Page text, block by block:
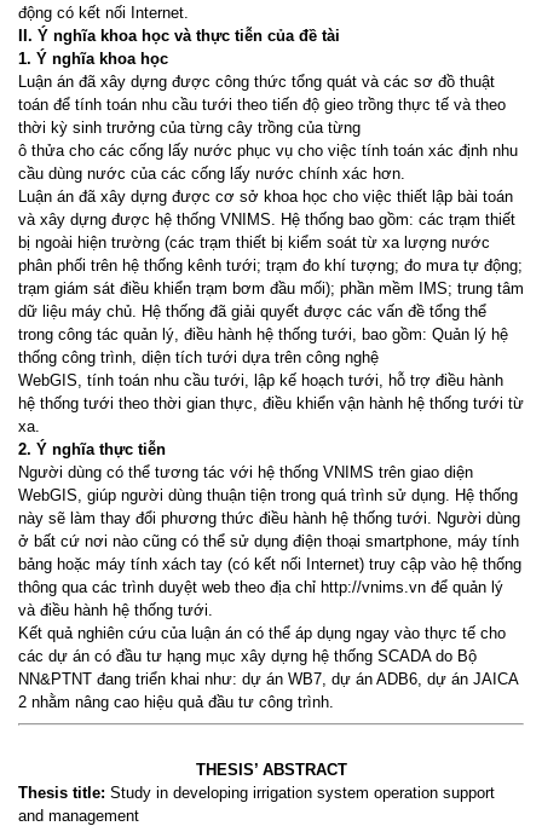
động có kết nối Internet.
II. Ý nghĩa khoa học và thực tiễn của đề tài
1. Ý nghĩa khoa học
Luận án đã xây dựng được công thức tổng quát và các sơ đồ thuật
toán để tính toán nhu cầu tưới theo tiến độ gieo trồng thực tế và theo
thời kỳ sinh trưởng của từng cây trồng của từng
ô thửa cho các cống lấy nước phục vụ cho việc tính toán xác định nhu
cầu dùng nước của các cống lấy nước chính xác hơn.
Luận án đã xây dựng được cơ sở khoa học cho việc thiết lập bài toán
và xây dựng được hệ thống VNIMS. Hệ thống bao gồm: các trạm thiết
bị ngoài hiện trường (các trạm thiết bị kiểm soát từ xa lượng nước
phân phối trên hệ thống kênh tưới; trạm đo khí tượng; đo mưa tự động;
trạm giám sát điều khiển trạm bơm đầu mối); phần mềm IMS; trung tâm
dữ liệu máy chủ . Hệ thống đã giải quyết được các vấn đề tổng thể
trong công tác quản lý, điều hành hệ thống tưới, bao gồm: Quản lý hệ
thống công trình, diện tích tưới dựa trên công nghệ
WebGIS, tính toán nhu cầu tưới, lập kế hoạch tưới, hỗ trợ điều hành
hệ thống tưới theo thời gian thực, điều khiển vận hành hệ thống tưới từ
xa.
2. Ý nghĩa thực tiễn
Người dùng có thể tương tác với hệ thống VNIMS trên giao diện
WebGIS, giúp người dùng thuận tiện trong quá trình sử dụng. Hệ thống
này sẽ làm thay đổi phương thức điều hành hệ thống tưới. Người dùng
ở bất cứ nơi nào cũng có thể sử dụng điện thoại smartphone, máy tính
bảng hoặc máy tính xách tay (có kết nối Internet) truy cập vào hệ thống
thông qua các trình duyệt web theo địa chỉ http://vnims.vn để quản lý
và điều hành hệ thống tưới.
Kết quả nghiên cứu của luận án có thể áp dụng ngay vào thực tế cho
các dự án có đầu tư hạng mục xây dựng hệ thống SCADA do Bộ
NN&PTNT đang triển khai như: dự án WB7, dự án ADB6, dự án JAICA
2 nhằm nâng cao hiệu quả đầu tư công trình.
THESIS’ ABSTRACT
Thesis title: Study in developing irrigation system operation support
and management